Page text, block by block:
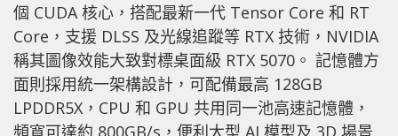
個 CUDA 核心，搭配最新一代 Tensor Core 和 RT
Core，支援 DLSS 及光線追蹤等 RTX 技術，NVIDIA
稱其圖像效能大致對標桌面級 RTX 5070。 記憶體方
面則採用統一架構設計，可配備最高 128GB
LPDDR5X，CPU 和 GPU 共用同一池高速記憶體，
頻寬可達約 800GB/s，便利大型 AI 模型及 3D 場景